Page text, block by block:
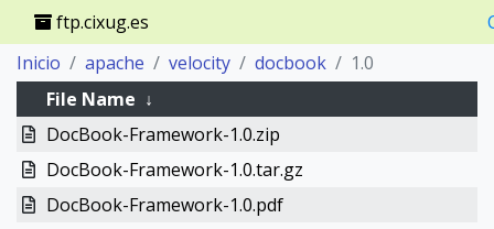
ftp.cixug.es
Inicio
apache velocity docbook
1.0
File Name ↓
DocBook-Framework-1.0.zip
DocBook-Framework-1.0.tar.gz
DocBook-Framework-1.0.pdf